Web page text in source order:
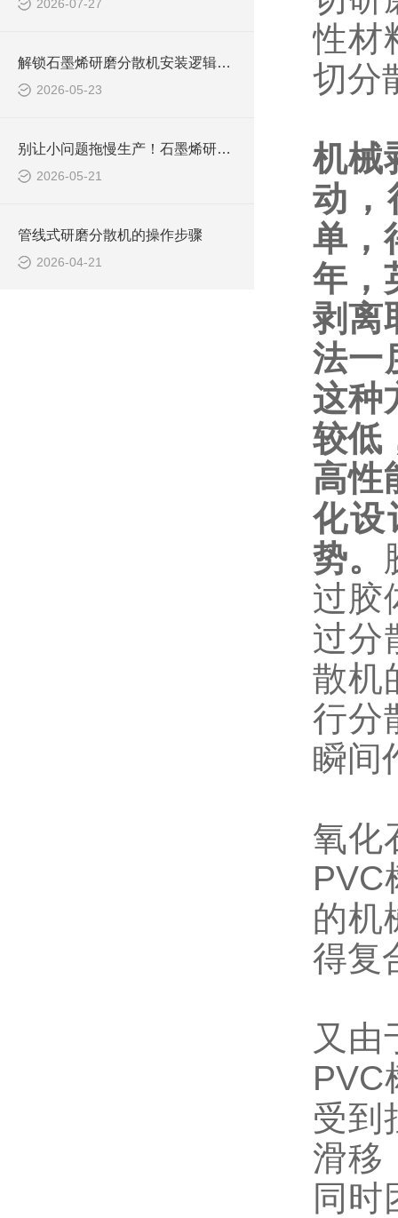
2026-07-27
解锁石墨烯研磨分散机安装逻辑：从准备到调试，步骤拆解超清晰
2026-05-23
别让小问题拖慢生产！石墨烯研磨分散机常见问题，破解攻略来了
2026-05-21
管线式研磨分散机的操作步骤
2026-04-21
性材
切分
机械
动，
单，
年，
剥离
法一
这种
较低
高性
化设
势。
过胶
过分
散机
行分
瞬间
氧化
PVC
的机
得复
又由
PVC
受到
滑移
同时